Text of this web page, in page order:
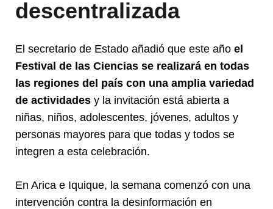
descentralizada
El secretario de Estado añadió que este año el
Festival de las Ciencias se realizará en todas
las regiones del país con una amplia variedad
de actividades y la invitación está abierta a
niñas, niños, adolescentes, jóvenes, adultos y
personas mayores para que todas y todos se
integren a esta celebración.
En Arica e Iquique, la semana comenzó con una
intervención contra la desinformación en